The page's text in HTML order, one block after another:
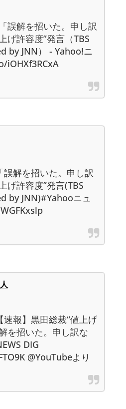
誤解を招いた。申し訳
許容度”発言（TBS
by JNN） - Yahoo!ニ
iOHXf3RCxA
誤解を招いた。申し訳
許容度”発言(TBS
by JNN)#Yahooニュ
報】黒田総裁“値上げ
を招いた。申し訳な
DIG
@YouTubeより